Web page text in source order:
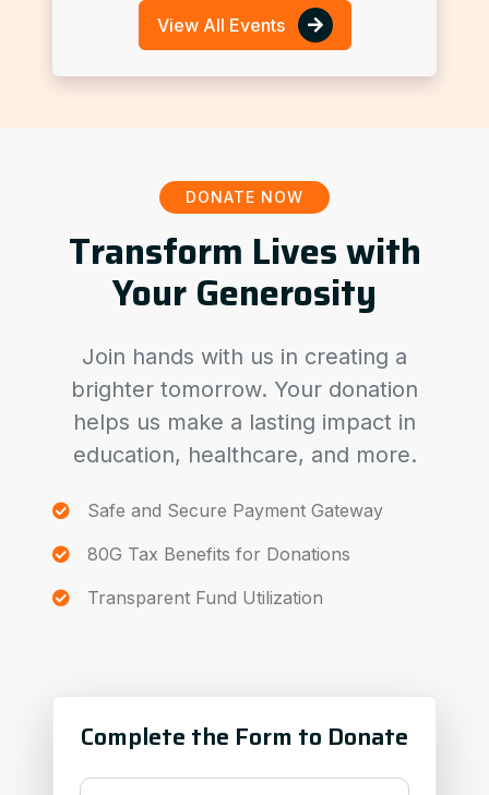
View All Events
DONATE NOW
Transform Lives with
Your Generosity
Join hands with us in creating a
brighter tomorrow. Your donation
helps us make a lasting impact in
education, healthcare, and more.
Safe and Secure Payment Gateway
80G Tax Benefits for Donations
Transparent Fund Utilization
Complete the Form to Donate